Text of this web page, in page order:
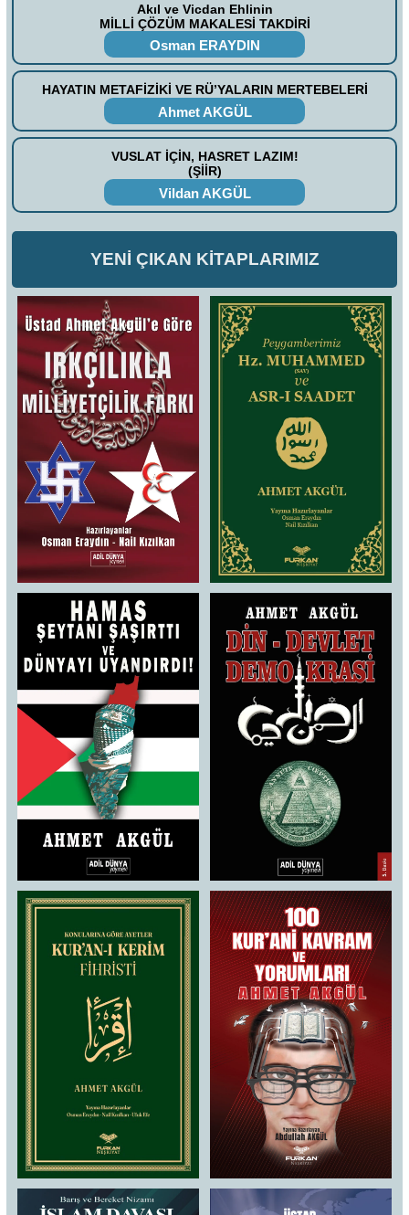
Akıl ve Vicdan Ehlinin
MİLLİ ÇÖZÜM MAKALESİ TAKDİRİ
Osman ERAYDIN
HAYATIN METAFİZİKİ VE RÜ’YALARIN MERTEBELERİ
Ahmet AKGÜL
VUSLAT İÇİN, HASRET LAZIM!
(ŞİİR)
Vildan AKGÜL
YENİ ÇIKAN KİTAPLARIMIZ